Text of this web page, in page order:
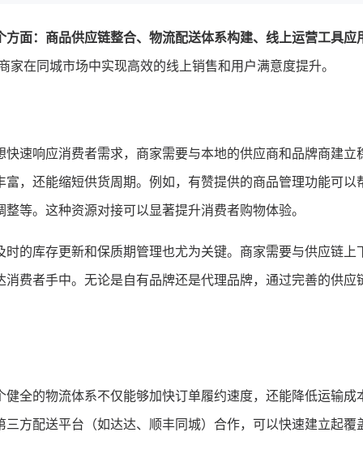
面：商品供应链整合、物流配送体系构建、线上运营工具应
在同城市场中实现高效的线上销售和用户满意度提升。
速响应消费者需求，商家需要与本地的供应商和品牌商建立
，还能缩短供货周期。例如，有赞提供的商品管理功能可以
等。这种资源对接可以显著提升消费者购物体验。
的库存更新和保质期管理也尤为关键。商家需要与供应链上
费者手中。无论是自有品牌还是代理品牌，通过完善的供应
全的物流体系不仅能够加快订单履约速度，还能降低运输成
方配送平台（如达达、顺丰同城）合作，可以快速建立起覆